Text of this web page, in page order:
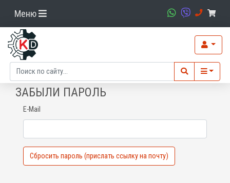
Меню
ЗАБЫЛИ ПАРОЛЬ
E-Mail
Сбросить пароль (прислать ссылку на почту)